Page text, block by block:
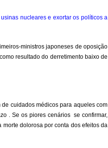
nucleares e exortar os políticos a
ministros japoneses de oposição
resultado do derretimento baixo de
cuidados médicos para aqueles com
. Se os piores cenários se confirmar,
dolorosa por conta dos efeitos da